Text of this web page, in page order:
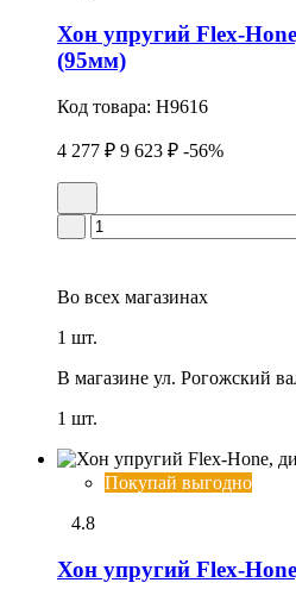
Хон упpугий Flex-
(95мм)
Код товара: H9616
4 277 ₽ 9 623 ₽ -56%
Во всех магазинах
1 шт.
В магазине ул. Рогожский
1 шт.
Покупай выгодно
4.8
Хон упpугий Flex-